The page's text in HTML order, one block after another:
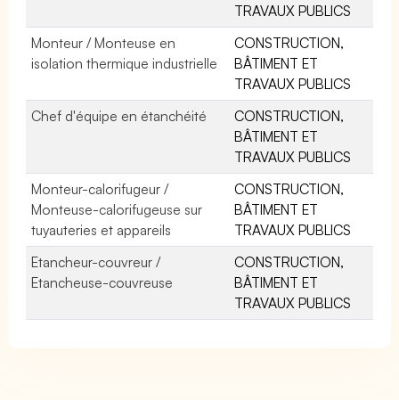
TRAVAUX PUBLICS
Monteur / Monteuse en
isolation thermique industrielle
CONSTRUCTION,
BÂTIMENT ET
TRAVAUX PUBLICS
Chef d'équipe en étanchéité
CONSTRUCTION,
BÂTIMENT ET
TRAVAUX PUBLICS
Monteur-calorifugeur /
Monteuse-calorifugeuse sur
tuyauteries et appareils
CONSTRUCTION,
BÂTIMENT ET
TRAVAUX PUBLICS
Etancheur-couvreur /
Etancheuse-couvreuse
CONSTRUCTION,
BÂTIMENT ET
TRAVAUX PUBLICS